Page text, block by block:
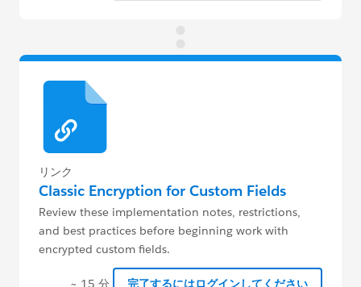
リンク
Classic Encryption for Custom Fields
Review these implementation notes, restrictions,
and best practices before beginning work with
encrypted custom fields.
~ 15 分 完了するにはログインしてください